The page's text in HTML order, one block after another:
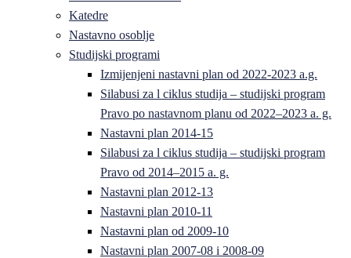
Katedre
Nastavno osoblje
Studijski programi
Izmijenjeni nastavni plan od 2022-2023 a.g.
Silabusi za l ciklus studija – studijski program
Pravo po nastavnom planu od 2022–2023 a. g.
Nastavni plan 2014-15
Silabusi za l ciklus studija – studijski program
Pravo od 2014–2015 a. g.
Nastavni plan 2012-13
Nastavni plan 2010-11
Nastavni plan od 2009-10
Nastavni plan 2007-08 i 2008-09